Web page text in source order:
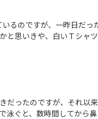
と思いきや、白いＴシャツ
泳ぐと、数時間してから鼻